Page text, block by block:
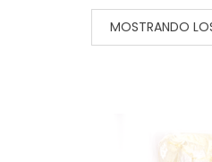
MOSTRANDO